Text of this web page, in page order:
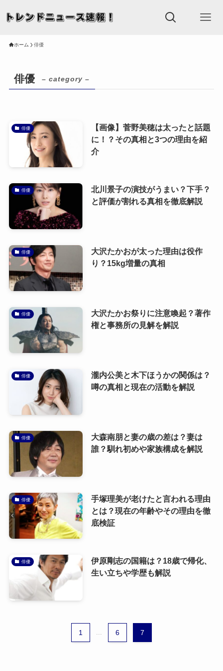
ホーム 俳優
俳優 – category –
俳優
【画像】菅野美穂は太ったと話題
に！？その真相と3つの理由を紹
介
俳優
北川景子の演技がうまい？下手？
と評価が割れる真相を徹底解説
俳優
大沢たかおが太った理由は役作
り？15kg増量の真相
俳優
大沢たかお祭りに注意喚起？著作
権と事務所の見解を解説
俳優
瀧内公美と木下ほうかの関係は？
噂の真相と現在の活動を解説
俳優
大森南朋と妻の歳の差は？妻は
誰？馴れ初めや家族構成を解説
俳優
手塚理美が老けたと言われる理由
とは？現在の年齢やその理由を徹
底検証
俳優
伊原剛志の国籍は？18歳で帰化、
生い立ちや学歴も解説
1 6 7